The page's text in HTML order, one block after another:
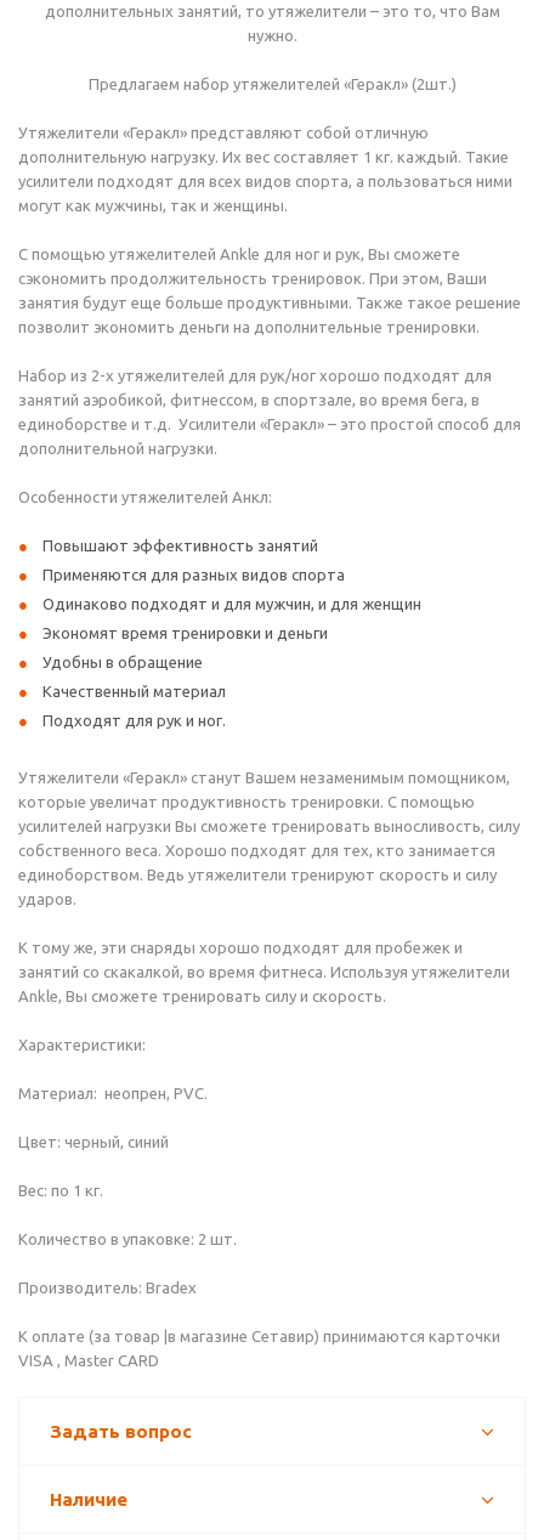
дополнительных занятий, то утяжелители – это то, что Вам
нужно.
Предлагаем набор утяжелителей «Геракл» (2шт.)
Утяжелители «Геракл» представляют собой отличную
дополнительную нагрузку. Их вес составляет 1 кг. каждый. Такие
усилители подходят для всех видов спорта, а пользоваться ними
могут как мужчины, так и женщины.
С помощью утяжелителей Ankle для ног и рук, Вы сможете
сэкономить продолжительность тренировок. При этом, Ваши
занятия будут еще больше продуктивными. Также такое решение
позволит экономить деньги на дополнительные тренировки.
Набор из 2-х утяжелителей для рук/ног хорошо подходят для
занятий аэробикой, фитнессом, в спортзале, во время бега, в
единоборстве и т.д. Усилители «Геракл» – это простой способ для
дополнительной нагрузки.
Особенности утяжелителей Анкл:
Повышают эффективность занятий
Применяются для разных видов спорта
Одинаково подходят и для мужчин, и для женщин
Экономят время тренировки и деньги
Удобны в обращение
Качественный материал
Подходят для рук и ног.
Утяжелители «Геракл» станут Вашем незаменимым помощником,
которые увеличат продуктивность тренировки. С помощью
усилителей нагрузки Вы сможете тренировать выносливость, силу
собственного веса. Хорошо подходят для тех, кто занимается
единоборством. Ведь утяжелители тренируют скорость и силу
ударов.
К тому же, эти снаряды хорошо подходят для пробежек и
занятий со скакалкой, во время фитнеса. Используя утяжелители
Ankle, Вы сможете тренировать силу и скорость.
Характеристики:
Материал: неопрен, PVC.
Цвет: черный, синий
Вес: по 1 кг.
Количество в упаковке: 2 шт.
Производитель: Bradex
К оплате (за товар |в магазине Сетавир) принимаются карточки
VISA , Master CARD
Задать вопрос
Наличие